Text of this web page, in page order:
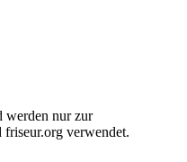
werden nur zur
verwendet.